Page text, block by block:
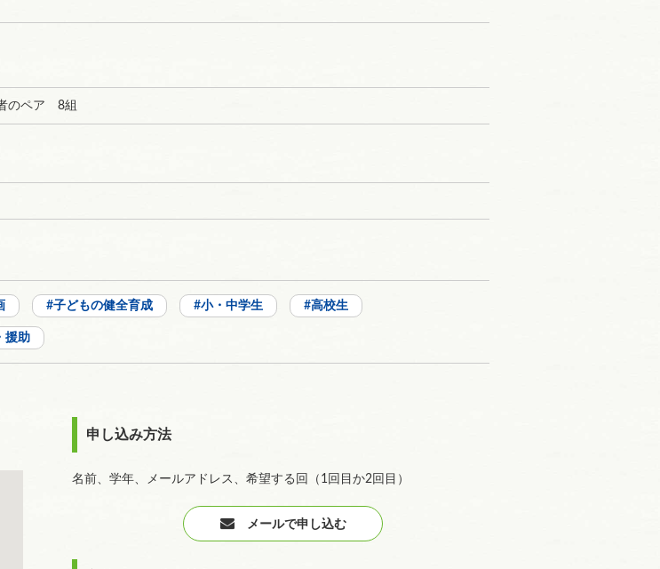
のペア 8組
子どもの健全育成 小・中学生 高校生
援助
申し込み方法
名前、学年、メールアドレス、希望する回（1回目か2回目）
メールで申し込む